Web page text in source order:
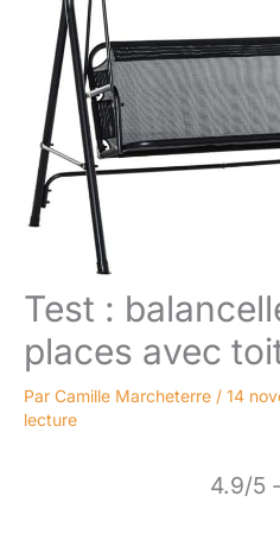
Test :
places avec
Par Camille Marcheterre / 14
lecture
4.9/5